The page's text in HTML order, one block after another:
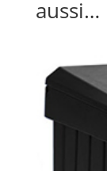
aussi…